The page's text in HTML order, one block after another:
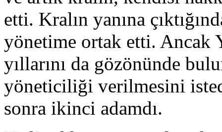
etti. Kralın yanına
yönetime ortak etti. Ancak
yıllarını da gözönünde
yöneticiliği verilmesini
sonra ikinci adamdı.